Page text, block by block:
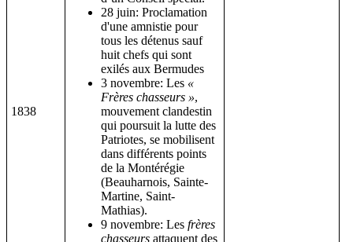
1838
28 juin: Proclamation
d'une amnistie pour
tous les détenus sauf
huit chefs qui sont
exilés aux Bermudes
3 novembre: Les «
Frères chasseurs »,
mouvement clandestin
qui poursuit la lutte des
Patriotes, se mobilisent
dans différents points
de la Montérégie
(Beauharnois, Sainte-
Martine, Saint-
Mathias).
9 novembre: Les frères
chasseurs attaquent des